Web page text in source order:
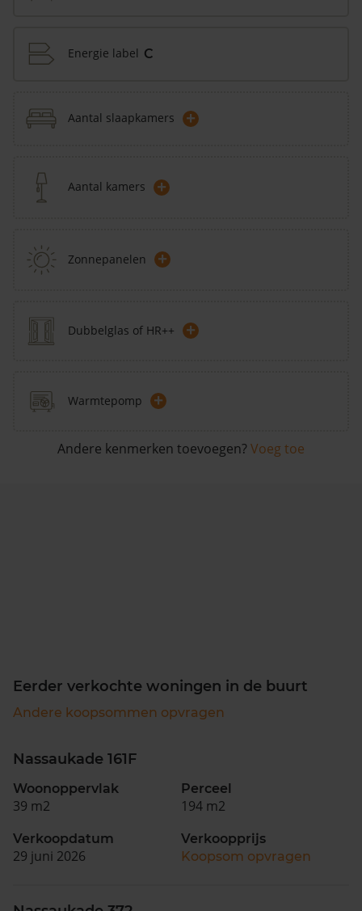
Energie label C
Aantal slaapkamers +
Aantal kamers +
Zonnepanelen +
Dubbelglas of HR++ +
Warmtepomp +
Andere kenmerken toevoegen? Voeg toe
Eerder verkochte woningen in de buurt
Andere koopsommen opvragen
Nassaukade 161F
Woonoppervlak
39 m2
Perceel
194 m2
Verkoopdatum
29 juni 2026
Verkoopprijs
Koopsom opvragen